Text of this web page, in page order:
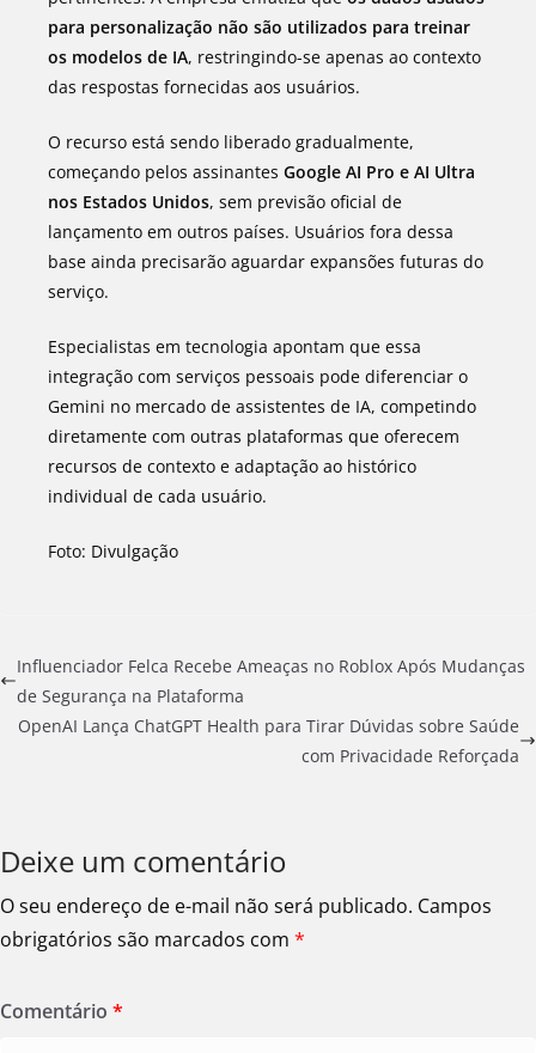
para personalização não são utilizados para treinar
os modelos de IA, restringindo-se apenas ao contexto
das respostas fornecidas aos usuários.
O recurso está sendo liberado gradualmente,
começando pelos assinantes Google AI Pro e AI Ultra
nos Estados Unidos, sem previsão oficial de
lançamento em outros países. Usuários fora dessa
base ainda precisarão aguardar expansões futuras do
serviço.
Especialistas em tecnologia apontam que essa
integração com serviços pessoais pode diferenciar o
Gemini no mercado de assistentes de IA, competindo
diretamente com outras plataformas que oferecem
recursos de contexto e adaptação ao histórico
individual de cada usuário.
Foto: Divulgação
Influenciador Felca Recebe Ameaças no Roblox Após Mudanças
de Segurança na Plataforma
OpenAI Lança ChatGPT Health para Tirar Dúvidas sobre Saúde
com Privacidade Reforçada
Deixe um comentário
O seu endereço de e-mail não será publicado. Campos
obrigatórios são marcados com *
Comentário *